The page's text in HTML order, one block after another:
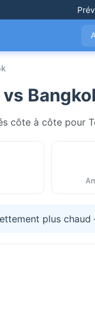
côte à côte pour
plus